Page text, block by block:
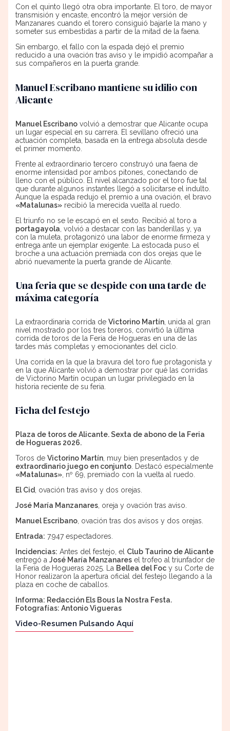
Con el quinto llegó otra obra importante. El toro, de mayor
transmisión y encaste, encontró la mejor versión de
Manzanares cuando el torero consiguió bajarle la mano y
someter sus embestidas a partir de la mitad de la faena.
Sin embargo, el fallo con la espada dejó el premio
reducido a una ovación tras aviso y le impidió acompañar a
sus compañeros en la puerta grande.
Manuel Escribano mantiene su idilio con
Alicante
Manuel Escribanovolvió a demostrar que Alicante ocupa
un lugar especial en su carrera. El sevillano ofreció una
actuación completa, basada en la entrega absoluta desde
el primer momento.
Frente al extraordinario tercero construyó una faena de
enorme intensidad por ambos pitones, conectando de
lleno con el público. El nivel alcanzado por el toro fue tal
que durante algunos instantes llegó a solicitarse el indulto.
Aunque la espada redujo el premio a una ovación, el bravo
«Matalunas»recibió la merecida vuelta al ruedo.
El triunfo no se le escapó en el sexto. Recibió al toro a
portagayola , volvió a destacar con las banderillas y, ya
con la muleta, protagonizó una labor de enorme firmeza y
entrega ante un ejemplar exigente. La estocada puso el
broche a una actuación premiada con dos orejas que le
abrió nuevamente la puerta grande de Alicante.
Una feria que se despide con una tarde de
máxima categoría
La extraordinaria corrida de Victorino Martín, unida al gran
nivel mostrado por los tres toreros, convirtió la última
corrida de toros de la Feria de Hogueras en una de las
tardes más completas y emocionantes del ciclo.
Una corrida en la que la bravura del toro fue protagonista y
en la que Alicante volvió a demostrar por qué las corridas
de Victorino Martín ocupan un lugar privilegiado en la
historia reciente de su feria.
Ficha del festejo
Plaza de toros de Alicante. Sexta de abono de la Feria
de Hogueras 2026.
Toros de Victorino Martín, muy bien presentados y de
extraordinario juego en conjunto. Destacó especialmente
«Matalunas», nº 69, premiado con la vuelta al ruedo.
El Cid , ovación tras aviso y dos orejas.
José María Manzanares, oreja y ovación tras aviso.
Manuel Escribano, ovación tras dos avisos y dos orejas.
Entrada: 7.947 espectadores.
Incidencias: Antes del festejo, el Club Taurino de Alicante
entregó a José María Manzanaresel trofeo al triunfador de
la Feria de Hogueras 2025. La Bellea del Focy su Corte de
Honor realizaron la apertura oficial del festejo llegando a la
plaza en coche de caballos.
Informa: Redacción Els Bous la Nostra Festa.
Fotografías: Antonio Vigueras
Video-Resumen Pulsando Aquí